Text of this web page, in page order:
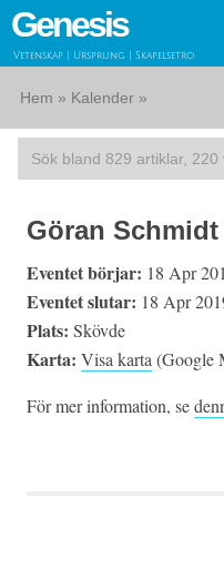
Genesis
Vetenskap | Ursprung | Skapelsetro
Hem » Kalender »
Göran
Eventet börjar: 18 Apr
Eventet slutar: 18 Apr
Plats: Skövde
Karta: Visa karta(Google
För mer information, se